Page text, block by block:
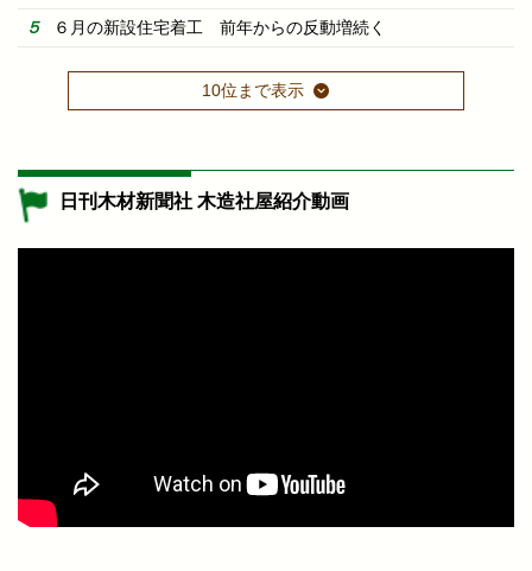
６月の新設住宅着工 前年からの反動増続く
10位まで表示
日刊木材新聞社 木造社屋紹介動画